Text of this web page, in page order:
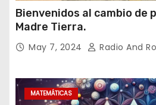
Bienvenidos al cambio de
Madre Tierra.
May 7, 2024 Radio And
MATEMÁTICAS